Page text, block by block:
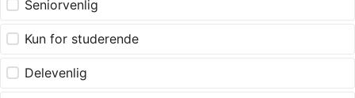
Seniorvenlig
Kun for studerende
Delevenlig